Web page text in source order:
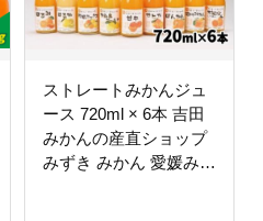
ストレートみかんジュ
ース 720ml × 6本 吉田
みかんの産直ショップ
みずき みかん 愛媛みか